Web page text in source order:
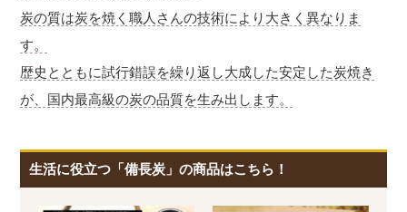
炭の質は炭を焼く職人さんの技術により大きく異なりま
す。
歴史とともに試行錯誤を繰り返し大成した安定した炭焼き
が、国内最高級の炭の品質を生み出します。
生活に役立つ「備長炭」の商品はこちら！